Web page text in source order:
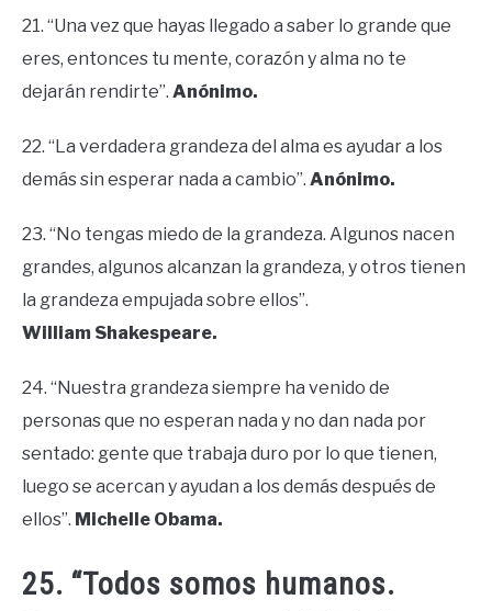
21. “Una vez que hayas llegado a saber lo grande que
eres, entonces tu mente, corazón y alma no te
dejarán rendirte”. Anónimo.
22. “La verdadera grandeza del alma es ayudar a los
demás sin esperar nada a cambio”. Anónimo.
23. “No tengas miedo de la grandeza. Algunos nacen
grandes, algunos alcanzan la grandeza, y otros tienen
la grandeza empujada sobre ellos”.
William Shakespeare.
24. “Nuestra grandeza siempre ha venido de
personas que no esperan nada y no dan nada por
sentado: gente que trabaja duro por lo que tienen,
luego se acercan y ayudan a los demás después de
ellos”. Michelle Obama.
25. “Todos somos humanos.